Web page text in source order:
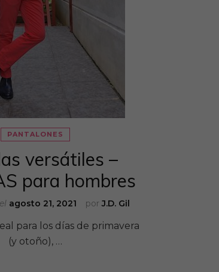
PANTALONES
versátiles –
para hombres
porJ.D. Gil
agosto 21, 2021
para los días de primavera
(y otoño), …